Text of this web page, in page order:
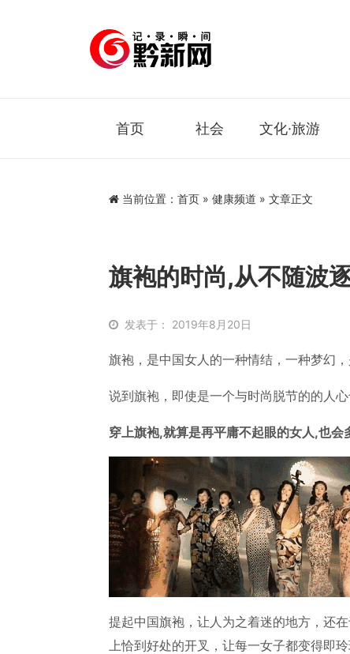
首页 社会 文化·旅游
当前位置： 首页 » 健康频道 » 文章正文
旗袍的时尚,从不随波
发表于： 2019年8月20日
旗袍，是中国女人的一种情结，一种梦幻
说到旗袍，即使是一个与时尚脱节的的人心
穿上旗袍,就算是再平庸不起眼的女人,也会
提起中国旗袍，让人为之着迷的地方，还
上恰到好处的开叉，让每一女子都变得即玲